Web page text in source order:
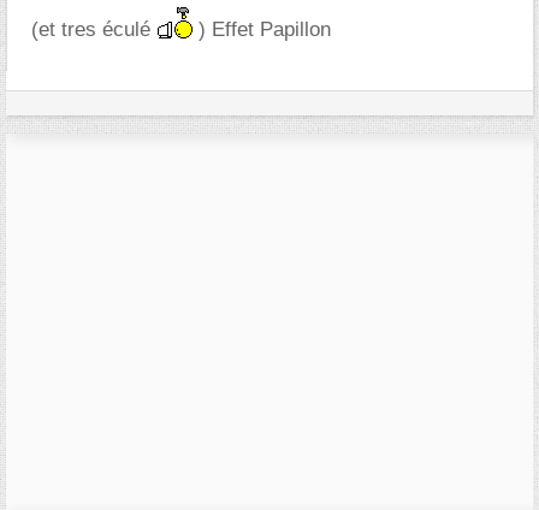
(et tres éculé
) Effet Papillon